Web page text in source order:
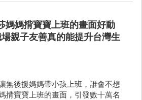
媽媽揹寶寶上班的畫面好動
親子友善真的能提升台灣生
無後援媽媽帶小孩上班，誰會不想
揹寶寶上班的畫面，引發數十萬名